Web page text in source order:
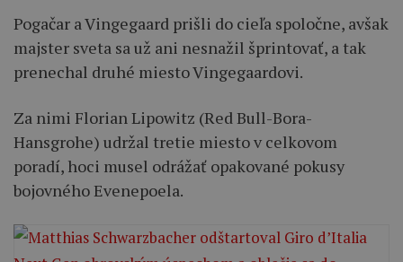
Pogačar a Vingegaard prišli do cieľa spoločne, avšak
majster sveta sa už ani nesnažil šprintovať, a tak
prenechal druhé miesto Vingegaardovi.
Za nimi Florian Lipowitz (Red Bull-Bora-
Hansgrohe) udržal tretie miesto v celkovom
poradí, hoci musel odrážať opakované pokusy
bojovného Evenepoela.